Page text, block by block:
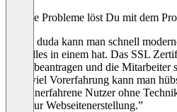
Welche Probleme löst Du mit dem
Durch duda kann man schnell
man alles in einem hat. Das SSL
direkt beantragen und die
ohne viel Vorerfahrung kann man
“Für unerfahrene Nutzer ohne
Tool zur Webseitenerstellung.”